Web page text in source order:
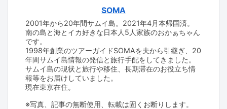
SOMA
2001年から20年間サムイ島。2021年4月本帰国済。
南の島と海とイカ好きな日本人5人家族のおかぁちゃん
です。
1998年創業のツアーガイドSOMAを夫から引継ぎ、20
年間サムイ島情報の発信と旅行手配をしてきました。
サムイ島の現状と旅行や移住、長期滞在のお役立ち情
報等をお届けしていました。
現在東京在住。
※写真、記事の無断使用、転載は固くお断りします。